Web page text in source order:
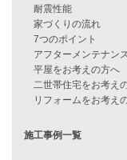
見学会情